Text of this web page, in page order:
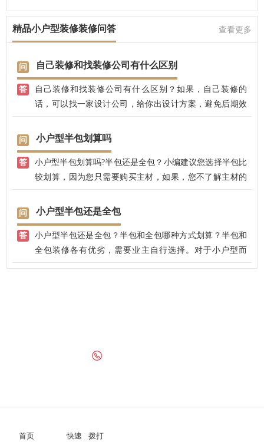
精品小户型装修装修问答 查看更多
自己装修和找装修公司有什么区别
自己装修和找装修公司有什么区别？如果，自己装修的
话，可以找一家设计公司，给你出设计方案，避免后期效
果不好；找装修公司的话，可以有专业的设计师，全程把
控装修效果，不用担心装修效果好不好，装修质量大可放
省心放心。
小户型半包划算吗
小户型半包划算吗?半包还是全包？小编建议您选择半包比
较划算，因为您只需要购买主材，如果，您不了解主材的
话，我们全程免费指导，让您选择到性价比高的主材，把
繁琐的事情交给我们，这样您既省钱有省心，我公司先装
小户型半包还是全包
小户型半包还是全包？半包和全包哪种方式划算？半包和
全包装修各有优劣，需要业主自行选择。对于小户型而
已，更倾向于半包装修，因为业主要购买的主材并不多，
版权所有 Copyright ©️ 2011-2018西安兴唐饰家装饰工程有限公司 备案号：
首页 快速 拨打